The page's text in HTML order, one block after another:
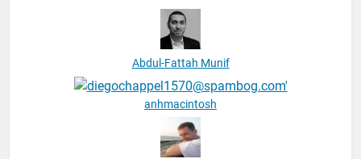
Abdul-Fattah Munif
anhmacintosh